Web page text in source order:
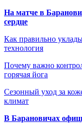
На матче в
сердце
Как правильно
технология
Почему важно
горячая йога
Сезонный уход за
климат
В Барановичах